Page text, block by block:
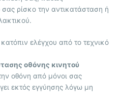
ρίσκο την αντικατάσταση ή
ελέγχου από το τεχνικό
οθόνης κινητού
οθόνη από μόνοι σας
εκτός εγγύησης λόγω μη